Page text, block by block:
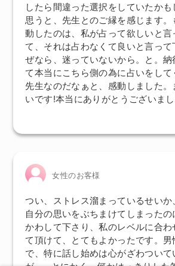
したら間違った選択をしていたかも
思うと、先生とのご縁を感じます
動したのは、私が占って欲しいと言
て、それは占わなくて良いと言っ
ぜなら、迷っていないから。と。納
て本当にこちら側の為に占いをして
先生なのだなぁと、感動しました。
いです!本当にありがとうございま
女性のお客様
つい、ストレス溜まっているせいか
自分の思いをぶちまけてしまったの
かわして下さり、私のレベルに合
て頂けて、とてもよかったです。
で、特に話し始めは心がざわついて